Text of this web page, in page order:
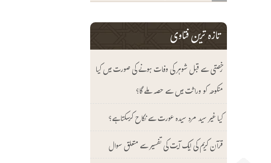
تازہ ترین فتاوی
رخصتی سے قبل شوہر کی وفات ہونے کی صورت میں کیا
منکوحہ کو وراثت میں سے حصہ ملے گا؟
کیا غیر سید مرد سیدہ عورت سے نکاح کرسکتا ہے؟
قرآن کریم کی ایک آیت کی تفسیر سے متعلق سوال